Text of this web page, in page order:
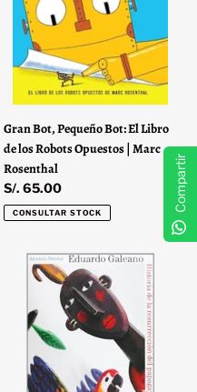
Libro
Robots
|
Marc
Rosenthal
Gran Bot, Pequeño Bot: El Libro
de los Robots Opuestos | Marc
Rosenthal
Precio
habitual
S/. 65.00
CONSULTAR STOCK
Historia
Resurrección
Papagayo
Compartir